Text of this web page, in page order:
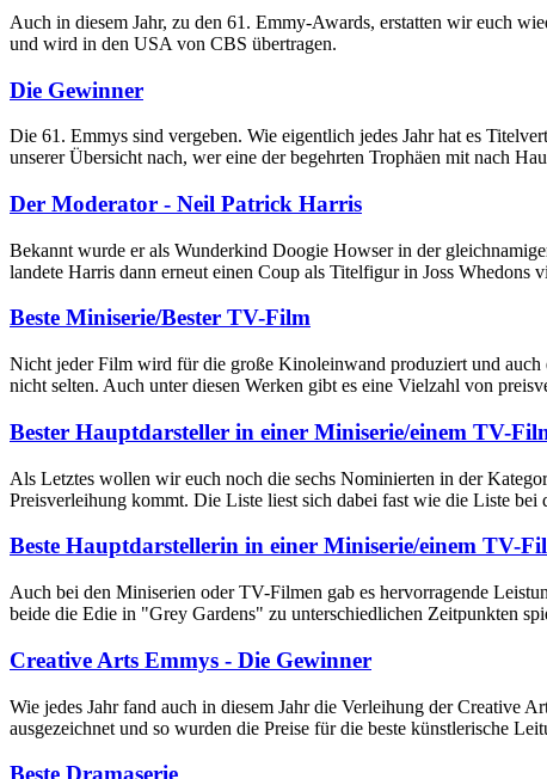
Auch in diesem Jahr, zu den 61. Emmy-Awards, erstatten wir euch
und wird in den USA von CBS übertragen.
Die Gewinner
Die 61. Emmys sind vergeben. Wie eigentlich jedes Jahr hat es
unserer Übersicht nach, wer eine der begehrten Trophäen mit nach
Der Moderator - Neil Patrick Harris
Bekannt wurde er als Wunderkind Doogie Howser in der
landete Harris dann erneut einen Coup als Titelfigur in Joss
Beste Miniserie/Bester TV-Film
Nicht jeder Film wird für die große Kinoleinwand produziert und auch
nicht selten. Auch unter diesen Werken gibt es eine Vielzahl von
Bester Hauptdarsteller in einer Miniserie/einem TV-
Als Letztes wollen wir euch noch die sechs Nominierten in der
Preisverleihung kommt. Die Liste liest sich dabei fast wie die Liste bei
Beste Hauptdarstellerin in einer Miniserie/einem TV-
Auch bei den Miniserien oder TV-Filmen gab es hervorragende
beide die Edie in "Grey Gardens" zu unterschiedlichen Zeitpunkten
Creative Arts Emmys - Die Gewinner
Wie jedes Jahr fand auch in diesem Jahr die Verleihung der Creative
ausgezeichnet und so wurden die Preise für die beste künstlerische
Beste Dramaserie